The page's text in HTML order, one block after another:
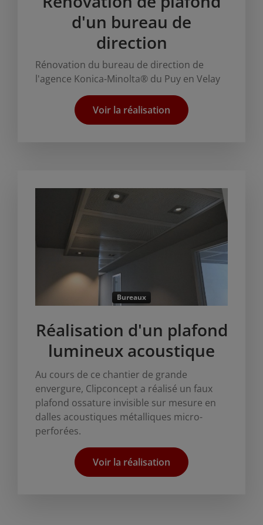
d'un bureau de
direction
Rénovation du bureau de direction de
l'agence Konica-Minolta® du Puy en Velay
Voir la réalisation
Bureaux
Réalisation d'un plafond
lumineux acoustique
Au cours de ce chantier de grande
envergure, Clipconcept a réalisé un faux
plafond ossature invisible sur mesure en
dalles acoustiques métalliques micro-
perforées.
Voir la réalisation